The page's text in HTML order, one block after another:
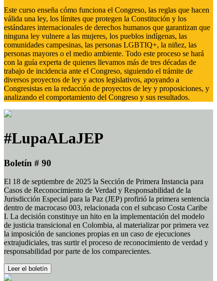
Este curso enseña cómo funciona el Congreso, las reglas que hacen
válida una ley, los límites que protegen la Constitución y los
estándares internacionales de derechos humanos que garantizan que
ninguna ley vulnere a las mujeres, los pueblos indígenas, las
comunidades campesinas, las personas LGBTIQ+, la niñez, las
personas mayores o el medio ambiente. Todo este proceso se hará
con la guía experta de quienes llevamos más de tres décadas de
trabajo de incidencia ante el Congreso, siguiendo el trámite de
diversos proyectos de ley y actos legislativos, apoyando a
Congresistas en la redacción de proyectos de ley y proposiciones, y
analizando el comportamiento del Congreso y sus resultados.
#LupaALaJEP
Boletín # 90
El 18 de septiembre de 2025 la Sección de Primera Instancia para
Casos de Reconocimiento de Verdad y Responsabilidad de la
Jurisdicción Especial para la Paz (JEP) profirió la primera sentencia
dentro de macrocaso 003, relacionada con el subcaso Costa Caribe
I. La decisión constituye un hito en la implementación del modelo
de justicia transicional en Colombia, al materializar por primera vez
la imposición de sanciones propias en un caso de ejecuciones
extrajudiciales, tras surtir el proceso de reconocimiento de verdad y
responsabilidad por parte de los comparecientes.
Leer el boletín